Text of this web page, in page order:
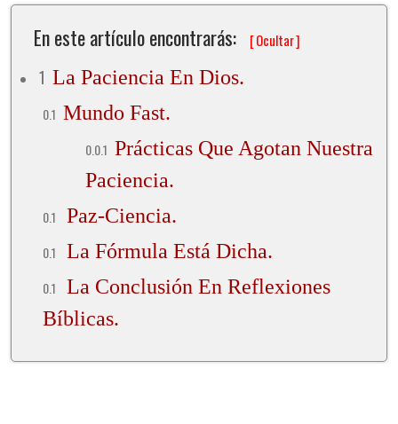
En este artículo encontrarás: [Ocultar]
La Paciencia En Dios.
Mundo Fast.
Prácticas Que Agotan Nuestra
Paciencia.
Paz-Ciencia.
La Fórmula Está Dicha.
La Conclusión En Reflexiones
Bíblicas.